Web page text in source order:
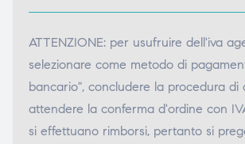
ATTENZIONE: per usufruire dell'iva
selezionare come metodo di
bancario", concludere la procedura di
attendere la conferma d'ordine con
si effettuano rimborsi, pertanto si